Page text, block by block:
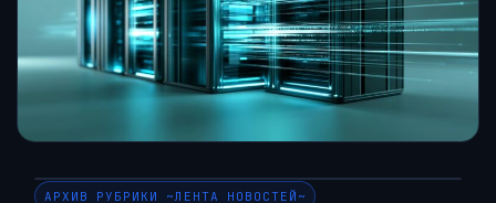
АРХИВ РУБРИКИ ~ЛЕНТА НОВОСТЕЙ~